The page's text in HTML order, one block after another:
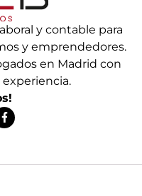
y contable para
y emprendedores.
en Madrid con
experiencia.